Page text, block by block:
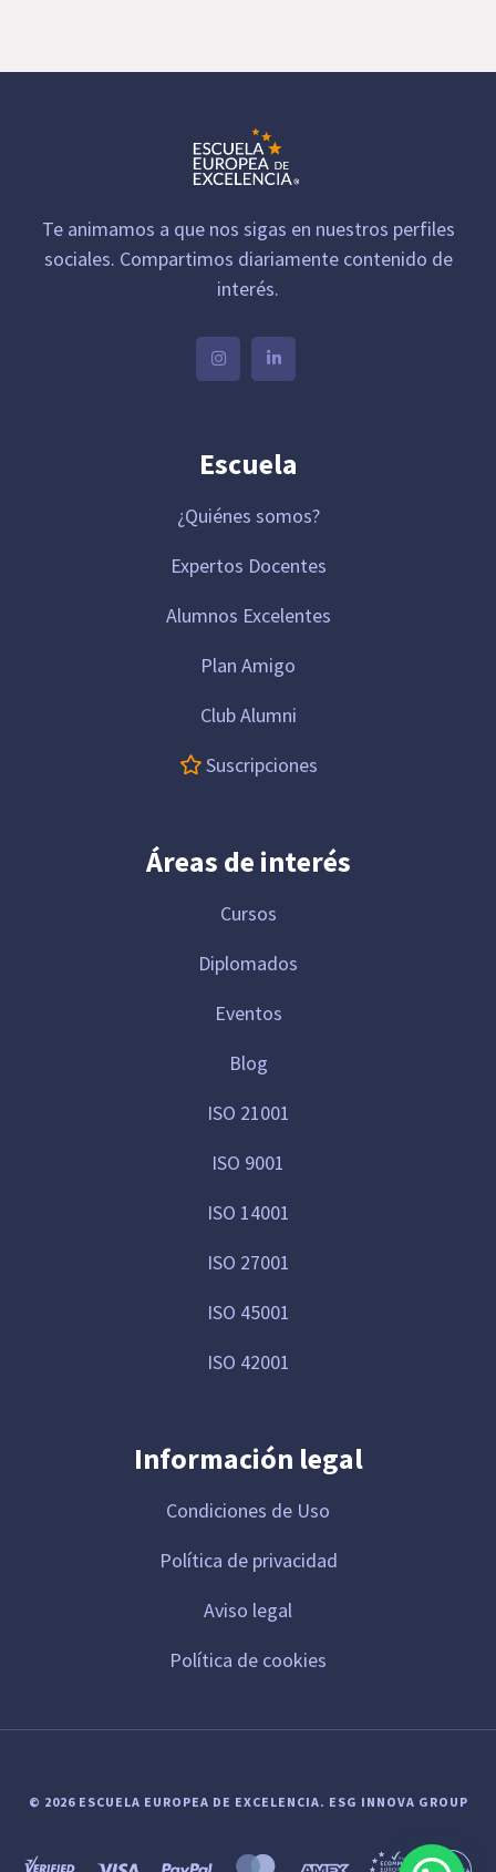
Te animamos a que nos sigas en nuestros perfiles
sociales. Compartimos diariamente contenido de
interés.
Escuela
¿Quiénes somos?
Expertos Docentes
Alumnos Excelentes
Plan Amigo
Club Alumni
Suscripciones
Áreas de interés
Cursos
Diplomados
Eventos
Blog
ISO 21001
ISO 9001
ISO 14001
ISO 27001
ISO 45001
ISO 42001
Información legal
Condiciones de Uso
Política de privacidad
Aviso legal
Política de cookies
© 2026 ESCUELA EUROPEA DE EXCELENCIA. ESG INNOVA GROUP